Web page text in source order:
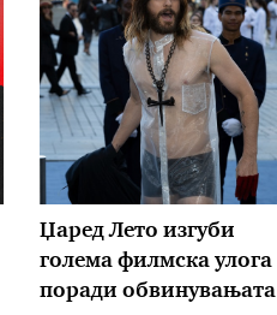
Џаред Лето изгуби
голема филмска улога
поради обвинувањата